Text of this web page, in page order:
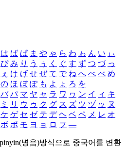
は ば ぱ ま や ゃ ら わ ゎ ん い ぃ
ぴ み り う ぅ く ぐ す ず つ づ っ
ぇ け げ せ ぜ て で ね へ べ ぺ め
の ほ ぼ ぽ も よ ょ ろ を
バ パ マ ヤ ャ ラ ワ ヮ ン イ ィ キ
ミ リ ウ ゥ ク グ ス ズ ツ ヅ ッ ヌ
ケ ゲ セ ゼ テ デ ヘ ベ ペ メ レ オ
ボ ポ モ ヨ ョ ロ ヲ ―
병음)방식으로 중국어를 변환